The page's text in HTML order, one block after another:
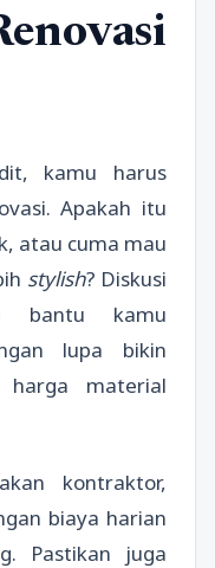
kamu harus
Apakah itu
atau cuma mau
stylish? Diskusi
bantu kamu
lupa bikin
harga material
kontraktor,
biaya harian
Pastikan juga